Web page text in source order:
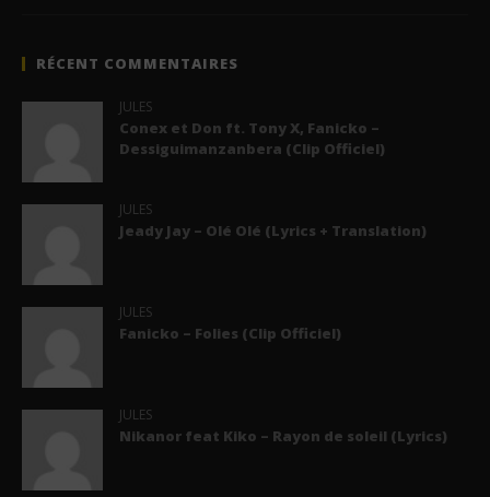
RÉCENT COMMENTAIRES
JULES
Conex et Don ft. Tony X, Fanicko –
Dessiguimanzanbera (Clip Officiel)
JULES
Jeady Jay – Olé Olé (Lyrics + Translation)
JULES
Fanicko – Folies (Clip Officiel)
JULES
Nikanor feat Kiko – Rayon de soleil (Lyrics)